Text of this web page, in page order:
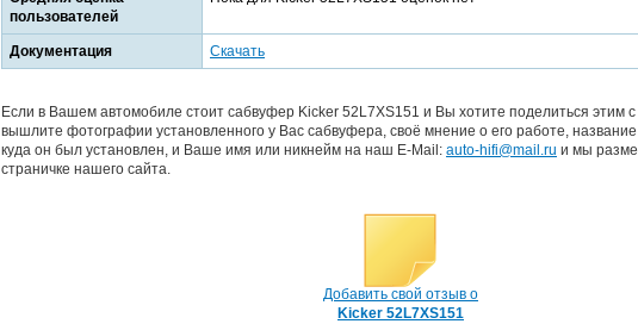
пользователей
Документация Скачать
Если в Вашем автомобиле стоит сабвуфер Kicker 52L7XS151 и Вы хотите поделиться этим
вышлите фотографии установленного у Вас сабвуфера, своё мнение о его работе,
куда он был установлен, и Ваше имя или никнейм на наш E-Mail: auto-hifi@mail.ru и мы
страничке нашего сайта.
Добавить свой отзыв о
Kicker 52L7XS151